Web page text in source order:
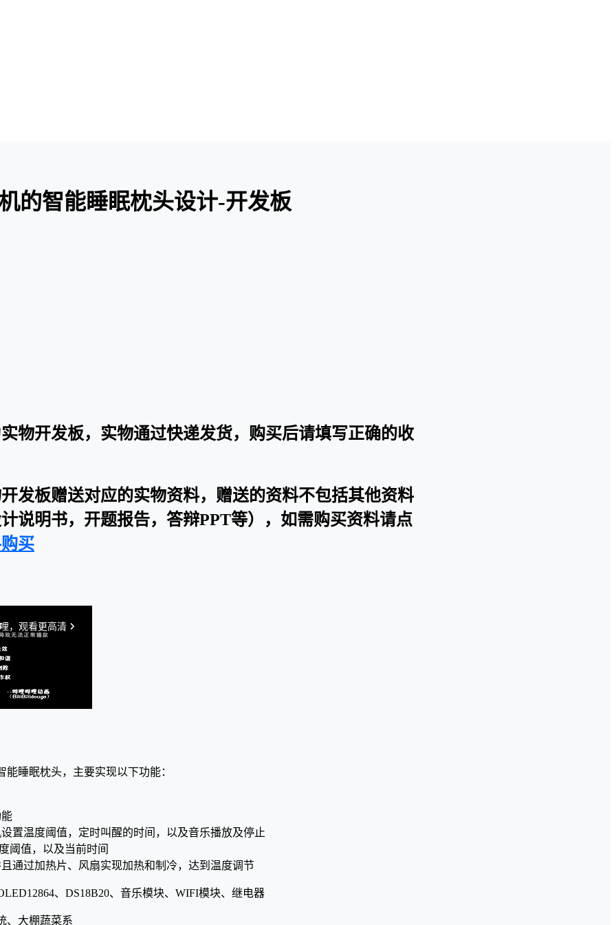
的智能睡眠枕头设计-开发板
物开发板，实物通过快递发货，购买后请填写正确的收
发板赠送对应的实物资料，赠送的资料不包括其他资料
说明书，开题报告，答辩PPT等），如需购买资料请点
买
睡眠枕头，主要实现以下功能：
置温度阈值，定时叫醒的时间，以及音乐播放及停止
阈值，以及当前时间
通过加热片、风扇实现加热和制冷，达到温度调节
、DS18B20、音乐模块、WIFI模块、继电器
、大棚蔬菜系